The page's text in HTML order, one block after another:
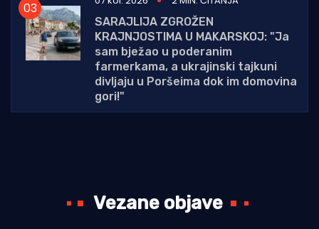
SARAJLIJA ZGROŽEN
KRAJNJOSTIMA U MAKARSKOJ: "Ja
sam bježao u poderanim
farmerkama, a ukrajinski tajkuni
divljaju u Poršeima dok im domovina
gori!"
Vezane objave